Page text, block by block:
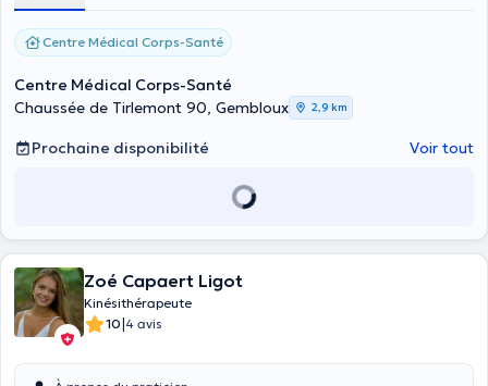
Centre Médical Corps-Santé
Centre Médical Corps-Santé
Chaussée de Tirlemont 90, Gembloux
2,9 km
Prochaine disponibilité Voir tout
Zoé Capaert Ligot
Kinésithérapeute
10|4 avis